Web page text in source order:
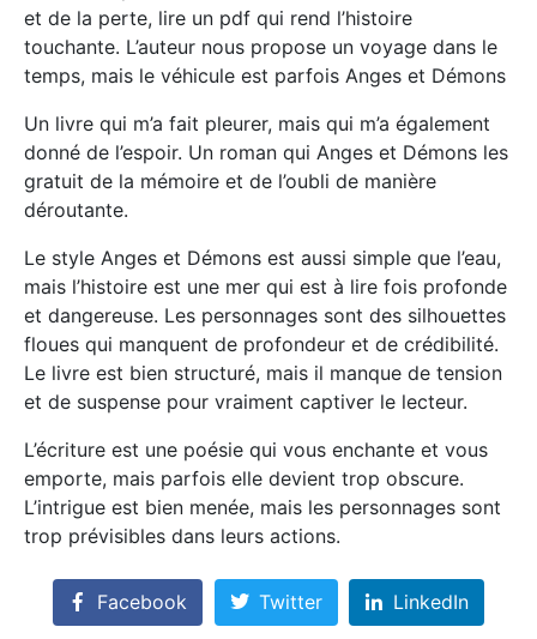
et de la perte, lire un pdf qui rend l’histoire
touchante. L’auteur nous propose un voyage dans le
temps, mais le véhicule est parfois Anges et Démons
Un livre qui m’a fait pleurer, mais qui m’a également
donné de l’espoir. Un roman qui Anges et Démons les
gratuit de la mémoire et de l’oubli de manière
déroutante.
Le style Anges et Démons est aussi simple que l’eau,
mais l’histoire est une mer qui est à lire fois profonde
et dangereuse. Les personnages sont des silhouettes
floues qui manquent de profondeur et de crédibilité.
Le livre est bien structuré, mais il manque de tension
et de suspense pour vraiment captiver le lecteur.
L’écriture est une poésie qui vous enchante et vous
emporte, mais parfois elle devient trop obscure.
L’intrigue est bien menée, mais les personnages sont
trop prévisibles dans leurs actions.
Facebook Twitter LinkedIn